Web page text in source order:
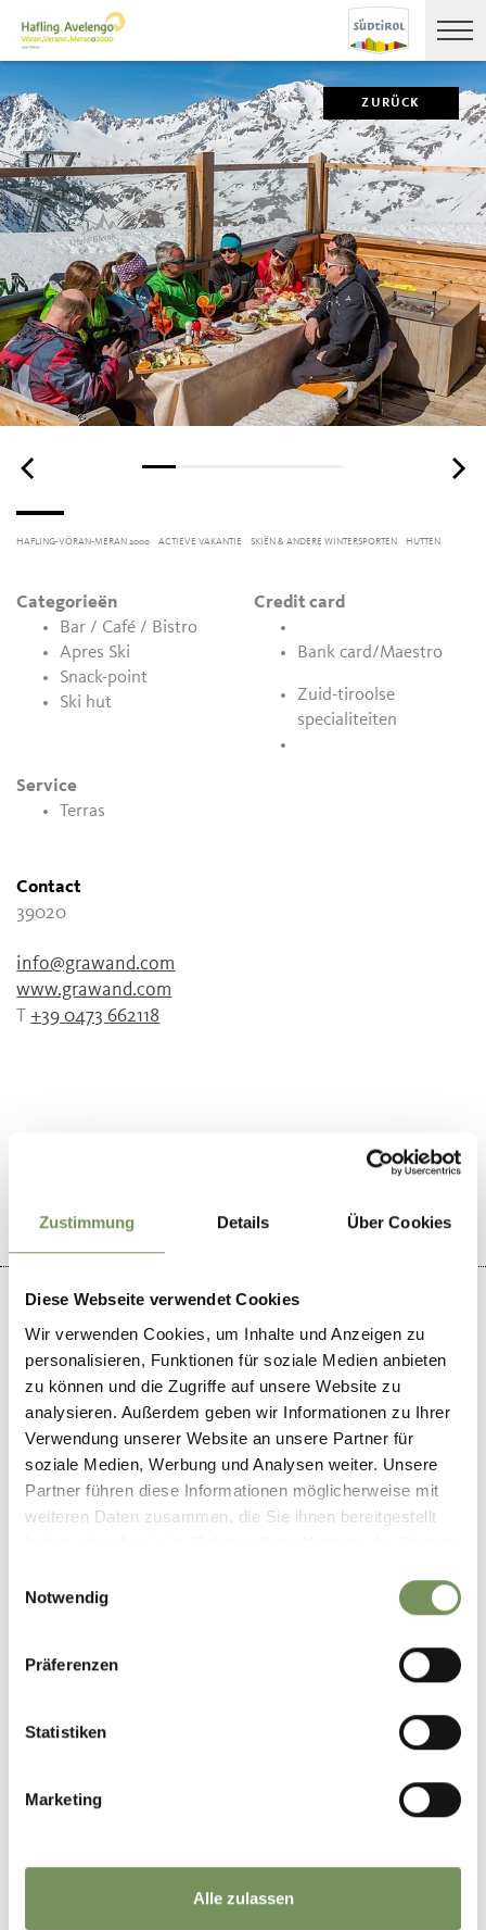
Zustimmung Details Über Cookies
Diese Webseite verwendet Cookies
Wir verwenden Cookies, um Inhalte und Anzeigen zu
personalisieren, Funktionen für soziale Medien anbieten
zu können und die Zugriffe auf unsere Website zu
analysieren. Außerdem geben wir Informationen zu Ihrer
Verwendung unserer Website an unsere Partner für
soziale Medien, Werbung und Analysen weiter. Unsere
Partner führen diese Informationen möglicherweise mit
weiteren Daten zusammen, die Sie ihnen bereitgestellt
Notwendig
Präferenzen
Statistiken
Marketing
Alle zulassen
ZURÜCK
HAFLING-VÖRAN-MERAN 2000 ACTIEVE VAKANTIE SKIËN & ANDERE WINTERSPORTEN HUTTEN
Categorieën
Bar / Café / Bistro
Apres Ski
Snack-point
Ski hut
Credit card
Bank card/Maestro
Zuid-tiroolse
specialiteiten
Service
Terras
Contact
39020
info@grawand.com
www.grawand.com
T+39 0473 662118
JA NO
+
−